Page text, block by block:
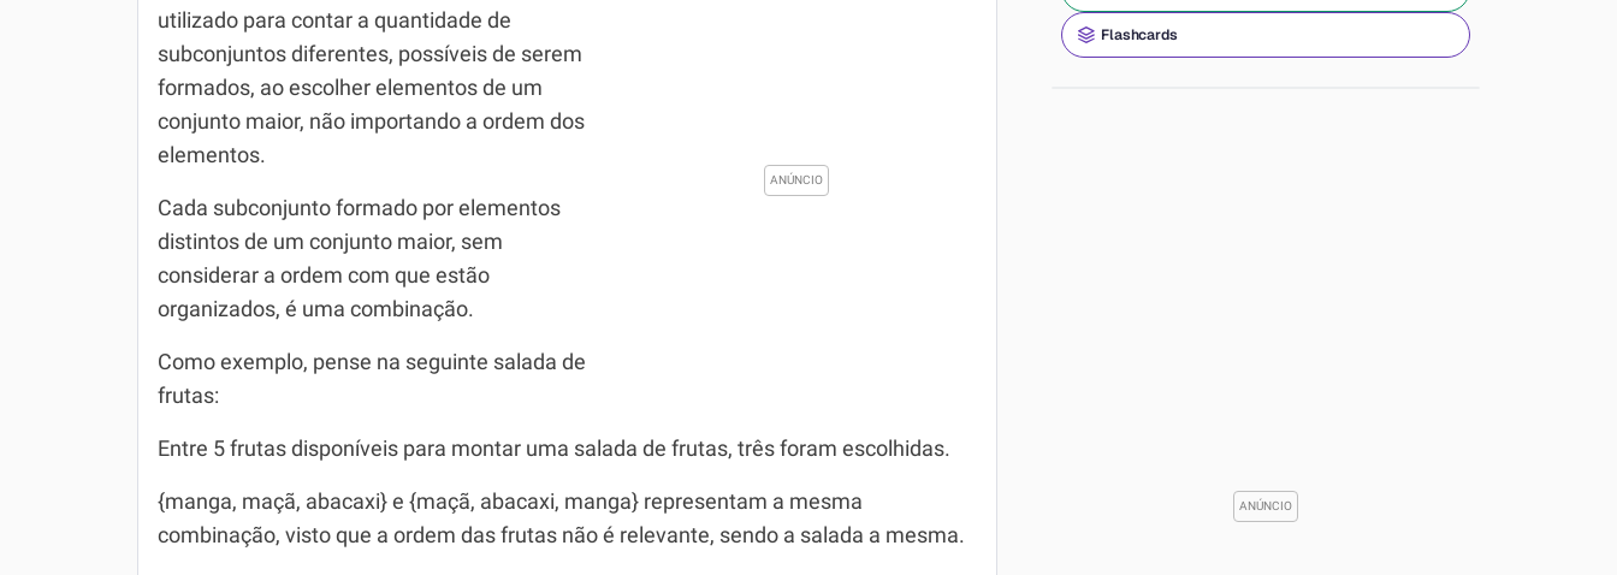
Simulador SiSU
Geografia
Física
Química
utilizado para contar a quantidade de
subconjuntos diferentes, possíveis de serem
formados, ao escolher elementos de um
conjunto maior, não importando a ordem dos
elementos.
Cada subconjunto formado por elementos
distintos de um conjunto maior, sem
considerar a ordem com que estão
organizados, é uma combinação.
Como exemplo, pense na seguinte salada de
frutas:
Entre 5 frutas disponíveis para montar uma salada de frutas, três foram escolhidas.
{manga, maçã, abacaxi} e {maçã, abacaxi, manga} representam a mesma
combinação, visto que a ordem das frutas não é relevante, sendo a salada a mesma.
Flashcards